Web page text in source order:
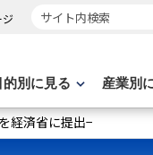
サイト内検索
的別に見る 産業別
経済省に提出−